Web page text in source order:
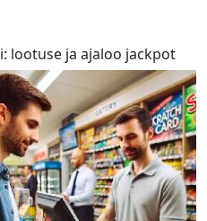
lootuse ja ajaloo jackpot